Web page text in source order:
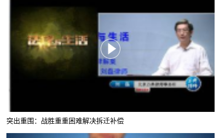
突出重围：战胜重重困难解决拆迁补偿